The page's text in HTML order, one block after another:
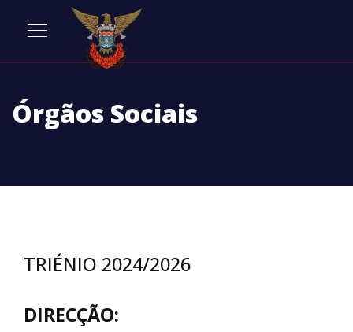
Órgãos Sociais
TRIÉNIO 2024/2026
DIRECÇÃO: